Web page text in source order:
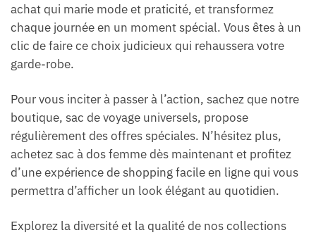
achat qui marie mode et praticité, et transformez
chaque journée en un moment spécial. Vous êtes à un
clic de faire ce choix judicieux qui rehaussera votre
garde-robe.
Pour vous inciter à passer à l’action, sachez que notre
boutique, sac de voyage universels, propose
régulièrement des offres spéciales. N’hésitez plus,
achetez sac à dos femme dès maintenant et profitez
d’une expérience de shopping facile en ligne qui vous
permettra d’afficher un look élégant au quotidien.
Explorez la diversité et la qualité de nos collections